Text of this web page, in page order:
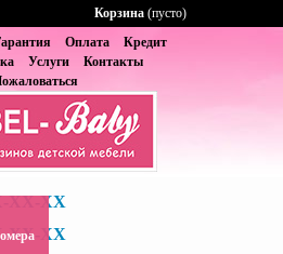
Оплата
Кредит
Услуги
Контакты
XX-XX
XX-XX
Корзина (пусто)